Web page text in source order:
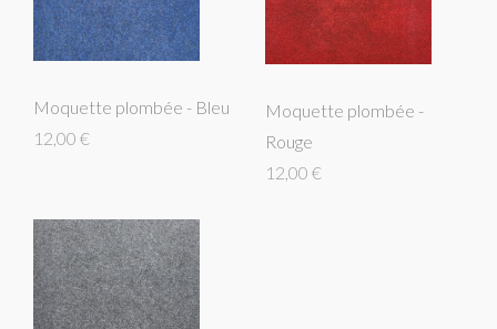
Moquette plombée - Bleu
12,00 €
Moquette plombée -
Rouge
12,00 €